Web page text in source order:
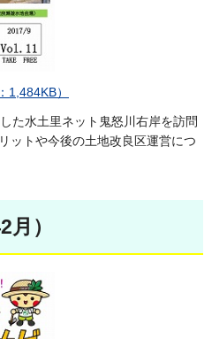
1,484KB）
た水土里ネット鬼怒川右岸を訪問
ットや今後の土地改良区運営につ
）